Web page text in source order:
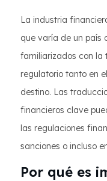
La industria
que varía de un país
familiarizados con la
regulatorio tanto en
destino. Las
financieros clave
las regulaciones
sanciones o incluso
Por qué es